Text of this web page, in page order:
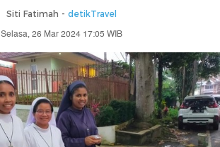
Siti Fatimah - detikTravel
Selasa, 26 Mar 2024 17:05 WIB